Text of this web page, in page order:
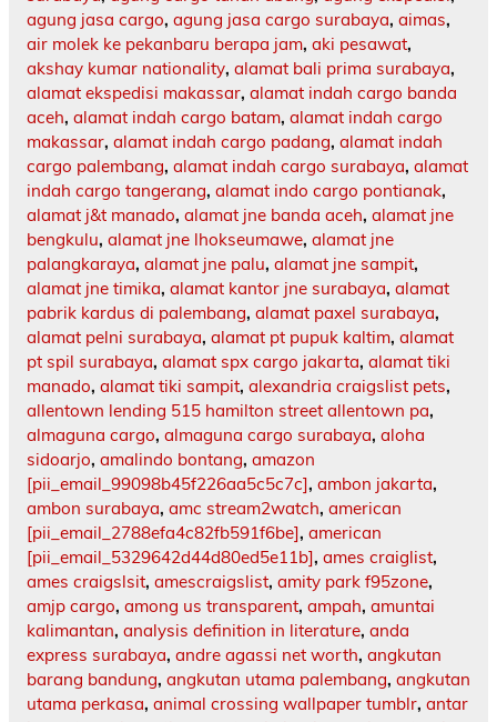
agung jasa cargo, agung jasa cargo surabaya, aimas,
air molek ke pekanbaru berapa jam, aki pesawat,
akshay kumar nationality, alamat bali prima surabaya,
alamat ekspedisi makassar, alamat indah cargo banda
aceh, alamat indah cargo batam, alamat indah cargo
makassar, alamat indah cargo padang, alamat indah
cargo palembang, alamat indah cargo surabaya, alamat
indah cargo tangerang, alamat indo cargo pontianak,
alamat j&t manado, alamat jne banda aceh, alamat jne
bengkulu, alamat jne lhokseumawe, alamat jne
palangkaraya, alamat jne palu, alamat jne sampit,
alamat jne timika, alamat kantor jne surabaya, alamat
pabrik kardus di palembang, alamat paxel surabaya,
alamat pelni surabaya, alamat pt pupuk kaltim, alamat
pt spil surabaya, alamat spx cargo jakarta, alamat tiki
manado, alamat tiki sampit, alexandria craigslist pets,
allentown lending 515 hamilton street allentown pa,
almaguna cargo, almaguna cargo surabaya, aloha
sidoarjo, amalindo bontang, amazon
[pii_email_99098b45f226aa5c5c7c], ambon jakarta,
ambon surabaya, amc stream2watch, american
[pii_email_2788efa4c82fb591f6be], american
[pii_email_5329642d44d80ed5e11b], ames craiglist,
ames craigslsit, amescraigslist, amity park f95zone,
amjp cargo, among us transparent, ampah, amuntai
kalimantan, analysis definition in literature, anda
express surabaya, andre agassi net worth, angkutan
barang bandung, angkutan utama palembang, angkutan
utama perkasa, animal crossing wallpaper tumblr, antar